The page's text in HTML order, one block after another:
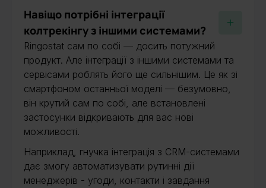
Навіщо потрібні інтеграції
колтрекінгу з іншими системами?
Ringostat сам по собі — досить потужний
продукт. Але інтеграції з іншими системами та
сервісами роблять його ще сильнішим. Це як зі
смартфоном останньої моделі — безумовно,
він крутий сам по собі, але встановлені
застосунки відкривають для вас нові
можливості.
Наприклад, гнучка інтеграція з CRM-системами
дає змогу автоматизувати рутинні дії
менеджерів - угоди, контакти і завдання